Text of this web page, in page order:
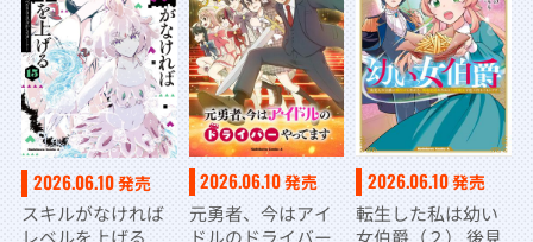
2026.06.10発売
スキルがなければ
2026.06.10発売
元勇者、今はアイ
ドルのドライバー
2026.06.10発売
転生した私は幼い
女伯爵（２） 後見